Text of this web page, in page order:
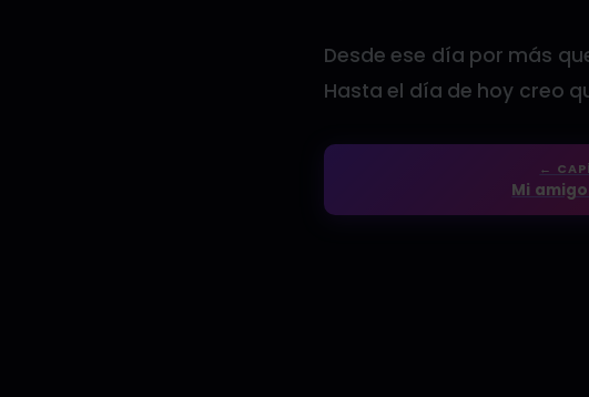
Desde ese día por más
Hasta el día de hoy creo
←
Mi